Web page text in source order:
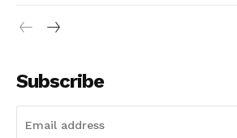
Subscribe